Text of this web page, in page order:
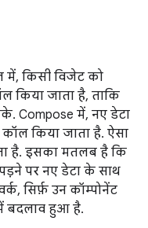
किसी विजेट को
किया जाता है, ताकि
Compose में, नए डेटा
किया जाता है. ऐसा
है. इसका मतलब है कि
पर नए डेटा के साथ
सिर्फ़ उन कॉम्पोनेंट
बदलाव हुआ है.